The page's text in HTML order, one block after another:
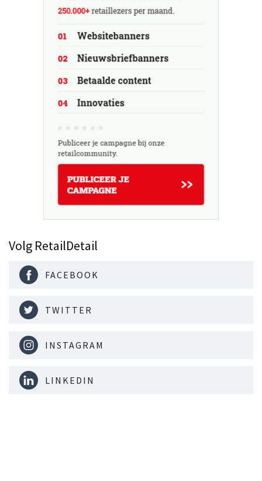
Volg RetailDetail
FACEBOOK
TWITTER
INSTAGRAM
LINKEDIN